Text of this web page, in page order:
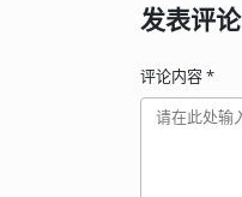
发表评论
评论内容*